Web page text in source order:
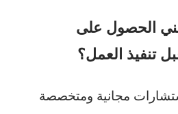
الحصول على
تنفيذ العمل؟
مجانية ومتخصصة